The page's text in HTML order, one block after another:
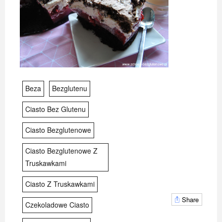
Beza Bezglutenu
Ciasto Bez Glutenu
Ciasto Bezglutenowe
Ciasto Bezglutenowe Z
Truskawkami
Ciasto Z Truskawkami
Czekoladowe Ciasto
Share